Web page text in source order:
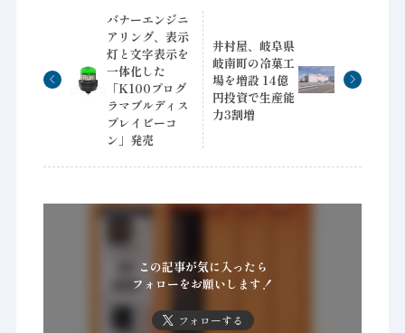
バナーエンジニ
アリング、表示
灯と文字表示を
一体化した
「K100プログ
ラマブルディス
プレイビーコ
ン」発売
井村屋、岐阜県
岐南町の冷菓工
場を増設 14億
円投資で生産能
力3割増
この記事が気に入ったら
フォローをお願いします！
フォローする